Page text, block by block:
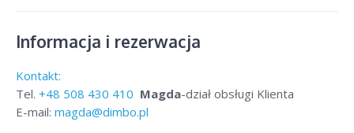
Informacja i rezerwacja
Kontakt:
Tel. +48 508 430 410 Magda-dział obsługi Klienta
E-mail: magda@dimbo.pl